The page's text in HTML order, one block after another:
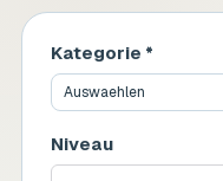
Kategorie *
Auswaehlen
Niveau